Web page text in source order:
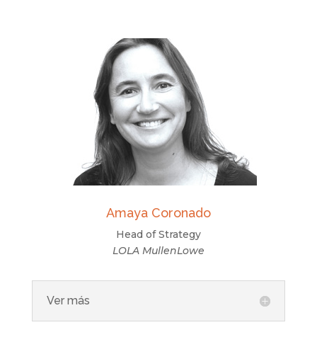
Amaya Coronado
Head of Strategy
LOLA MullenLowe
Ver más